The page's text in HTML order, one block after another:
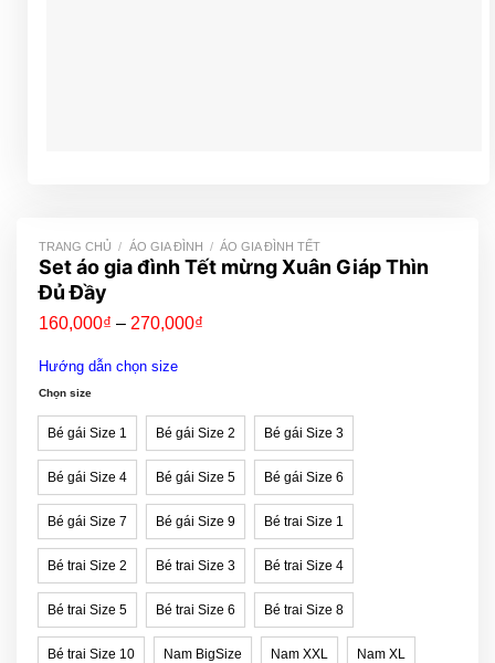
TRANG CHỦ / ÁO GIA ĐÌNH / ÁO GIA ĐÌNH TẾT
Set áo gia đình Tết mừng Xuân Giáp Thìn
Đủ Đầy
160,000₫ – 270,000₫
Hướng dẫn chọn size
Chọn size
Bé gái Size 1 Bé gái Size 2 Bé gái Size 3
Bé gái Size 4 Bé gái Size 5 Bé gái Size 6
Bé gái Size 7 Bé gái Size 9 Bé trai Size 1
Bé trai Size 2 Bé trai Size 3 Bé trai Size 4
Bé trai Size 5 Bé trai Size 6 Bé trai Size 8
Bé trai Size 10 Nam BigSize Nam XXL Nam XL